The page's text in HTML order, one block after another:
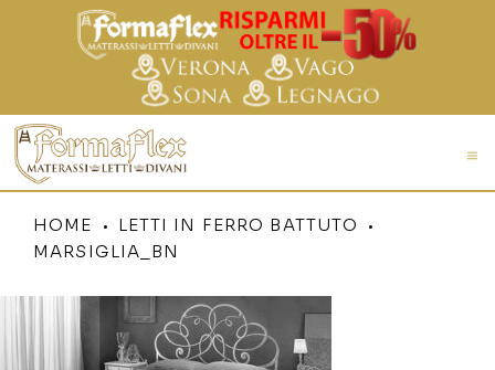
HOME
LETTI IN FERRO BATTUTO
MARSIGLIA_BN